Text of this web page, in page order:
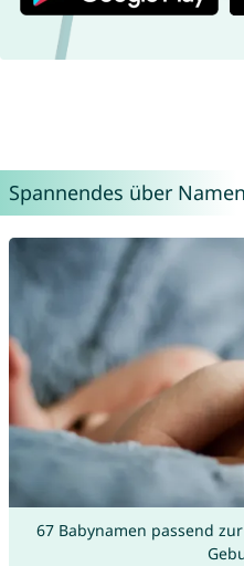
Spannendes über
67 Babynamen passend